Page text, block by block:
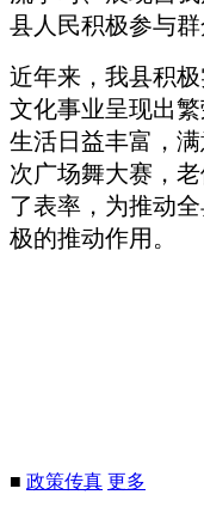
县人民积极参与群
近年来，我县积
文化事业呈现出
生活日益丰富，
次广场舞大赛，
了表率，为推动
极的推动作用。
■ 政策传真 更多